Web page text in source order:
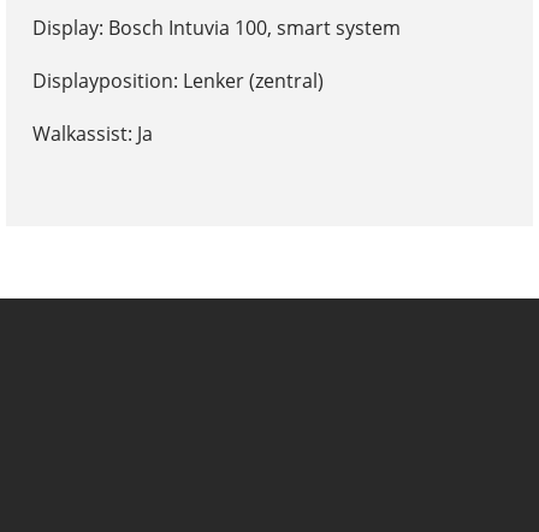
Display: Bosch Intuvia 100, smart system
Displayposition: Lenker (zentral)
Walkassist: Ja